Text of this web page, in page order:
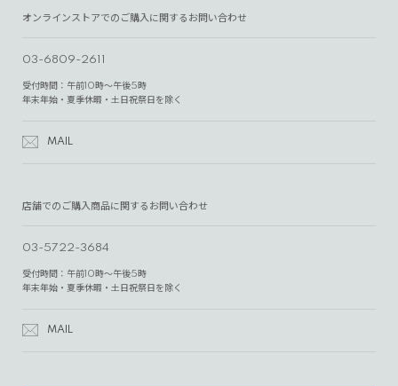
オンラインストアでのご購入に関するお問い合わせ
03-6809-2611
受付時間：午前10時～午後5時
年末年始・夏季休暇・土日祝祭日を除く
MAIL
店舗でのご購入商品に関するお問い合わせ
03-5722-3684
受付時間：午前10時～午後5時
年末年始・夏季休暇・土日祝祭日を除く
MAIL